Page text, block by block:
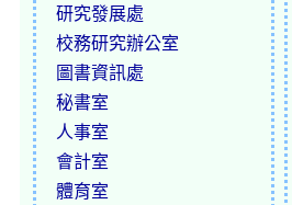
研究發展處
校務研究辦公室
圖書資訊處
秘書室
人事室
會計室
體育室